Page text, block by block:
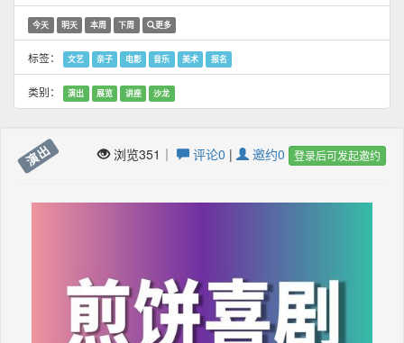
今天 明天 本周 下周 更多
标签： 文艺 亲子 电影 音乐 美术 报名
类别： 演出 展览 讲座 沙龙
演出 浏览351｜ 评论0 | 邀约0 登录后可发起邀约